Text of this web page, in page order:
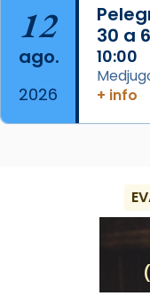
12
ago.
2026
30 a
10:00
+ info